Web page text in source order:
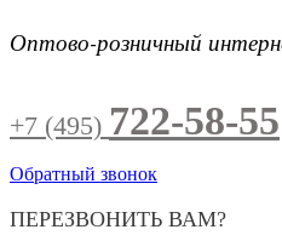
Оптово-розничный
+7 (495) 722-58-55
Обратный звонок
ПЕРЕЗВОНИТЬ ВАМ?